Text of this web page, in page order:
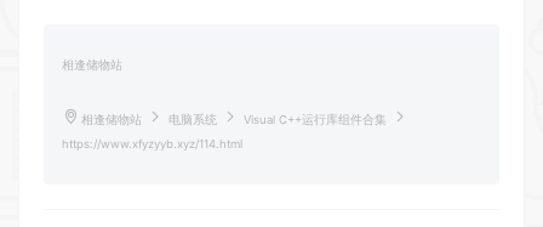
相逢储物站
相逢储物站 电脑系统
Visual C++运行库组件合集
https://www.xfyzyyb.xyz/114.html